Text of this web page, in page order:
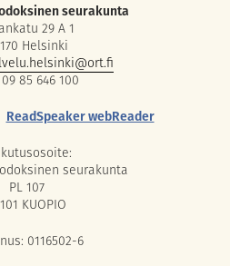
seurakunta
29 A 1
Helsinki
85 646 100
ReadSpeaker webReader
seurakunta
PL 107
KUOPIO
0116502-6